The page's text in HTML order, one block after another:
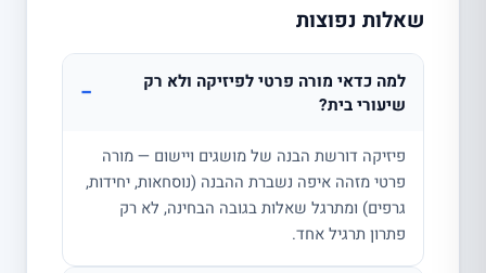
שאלות נפוצות
למה כדאי מורה פרטי לפיזיקה ולא רק
שיעורי בית?
−
פיזיקה דורשת הבנה של מושגים ויישום — מורה
פרטי מזהה איפה נשברת ההבנה (נוסחאות, יחידות,
גרפים) ומתרגל שאלות בגובה הבחינה, לא רק
פתרון תרגיל אחד.